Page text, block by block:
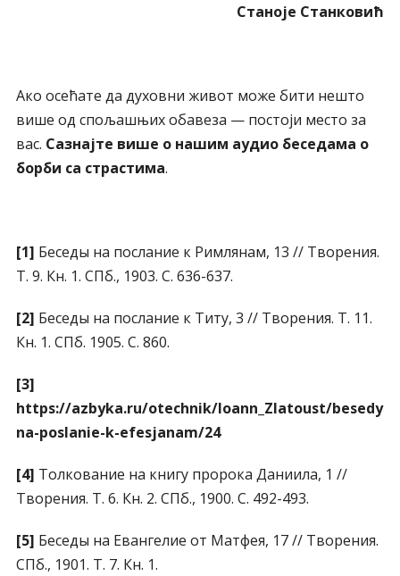
Станоје Станковић
Ако осећате да духовни живот може бити нешто
више од спољашњих обавеза — постоји место за
вас. Сазнајте више о нашим аудио беседама о
борби са страстима.
[1] Беседы на послание к Римлянам, 13 // Творения.
Т. 9. Кн. 1. СПб., 1903. С. 636-637.
[2] Беседы на послание к Титу, 3 // Творения. Т. 11.
Кн. 1. СПб. 1905. С. 860.
[3]
https://azbyka.ru/otechnik/Ioann_Zlatoust/besedy-
na-poslanie-k-efesjanam/24
[4] Толкование на книгу пророка Даниила, 1 //
Творения. Т. 6. Кн. 2. СПб., 1900. С. 492-493.
[5] Беседы на Евангелие от Матфея, 17 // Творения.
СПб., 1901. Т. 7. Кн. 1.